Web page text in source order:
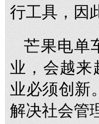
行工具，因
芒果电单
业，会越来
业必须创新
解决社会管